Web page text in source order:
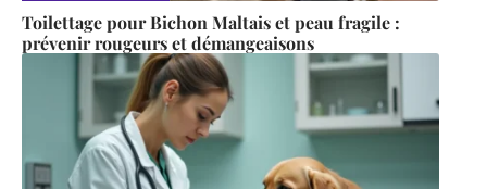
Toilettage pour Bichon Maltais et peau fragile :
prévenir rougeurs et démangeaisons